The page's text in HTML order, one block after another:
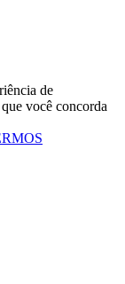
de
você concorda